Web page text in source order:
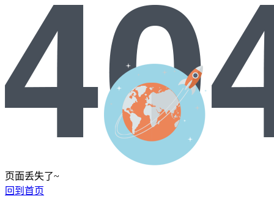
页面丢失了~
回到首页